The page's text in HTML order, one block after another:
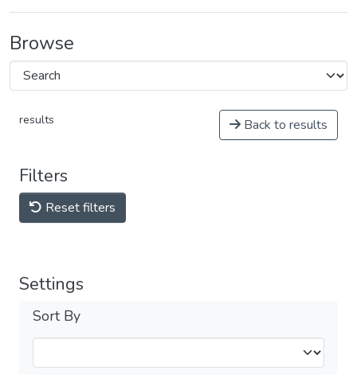
Browse
results Back to results
Filters
Reset filters
Settings
Sort By